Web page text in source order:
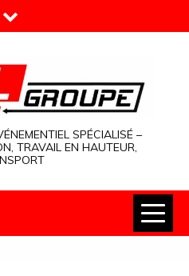
SPÉCIALISÉ –
TRAVAIL EN HAUTEUR,